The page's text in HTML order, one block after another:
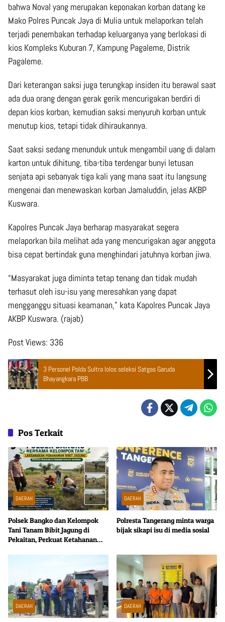
bahwa Noval yang merupakan keponakan korban datang ke
Mako Polres Puncak Jaya di Mulia untuk melaporkan telah
terjadi penembakan terhadap keluarganya yang berlokasi di
kios Kompleks Kuburan 7, Kampung Pagaleme, Distrik
Pagaleme.
Dari keterangan saksi juga terungkap insiden itu berawal saat
ada dua orang dengan gerak gerik mencurigakan berdiri di
depan kios korban, kemudian saksi menyuruh korban untuk
menutup kios, tetapi tidak dihiraukannya.
Saat saksi sedang menunduk untuk mengambil uang di dalam
karton untuk dihitung, tiba-tiba terdengar bunyi letusan
senjata api sebanyak tiga kali yang mana saat itu langsung
mengenai dan menewaskan korban Jamaluddin, jelas AKBP
Kuswara.
Kapolres Puncak Jaya berharap masyarakat segera
melaporkan bila melihat ada yang mencurigakan agar anggota
bisa cepat bertindak guna menghindari jatuhnya korban jiwa.
“Masyarakat juga diminta tetap tenang dan tidak mudah
terhasut oleh isu-isu yang meresahkan yang dapat
mengganggu situasi keamanan,” kata Kapolres Puncak Jaya
AKBP Kuswara. (rajab)
Post Views: 336
3 Personel Polda Sultra lolos seleksi Satgas Garuda
Bhayangkara PBB
Pos Terkait
DAERAH
Polsek Bangko dan Kelompok
Tani Tanam Bibit Jagung di
Pekaitan, Perkuat Ketahanan
DAERAH
Polresta Tangerang minta warga
bijak sikapi isu di media sosial
DAERAH DAERAH